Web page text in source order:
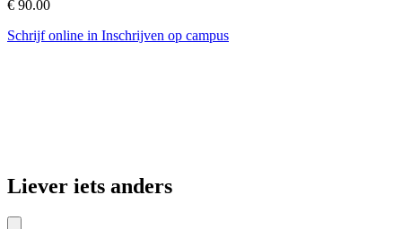
€ 90.00
Schrijf online in Inschrijven op campus
Liever iets anders